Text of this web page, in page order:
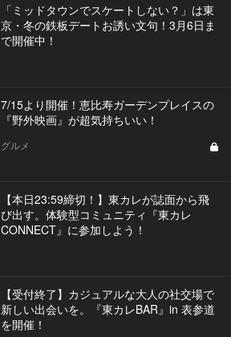
「ミッドタウンでスケートしない？」は東
京・冬の鉄板デートお誘い文句！3月6日ま
で開催中！
7/15より開催！恵比寿ガーデンプレイスの
『野外映画』が超気持ちいい！
グルメ
【本日23:59締切！】東カレが誌面から飛
び出す。体験型コミュニティ『東カレ
CONNECT』に参加しよう！
【受付終了】カジュアルな大人の社交場で
新しい出会いを。『東カレBAR』in 表参道
を開催！